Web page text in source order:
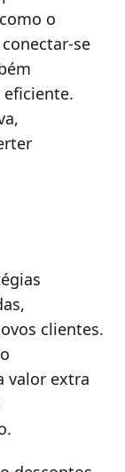
o
se
clientes.
valor extra